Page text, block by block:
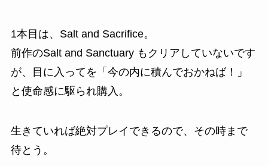
1本目は、 Salt and Sacrifice。
前作のSalt and Sanctuary もクリアしていないです
が、目に入ってを 「今の内に積んでおかねば！」
と使命感に駆られ購入。
生きていれば絶対プレイできるので、その時まで
待とう。